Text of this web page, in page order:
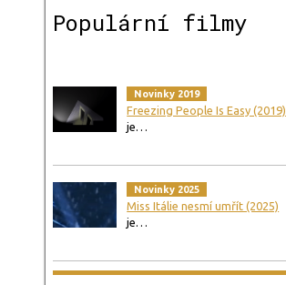
Populární filmy
Novinky 2019
Freezing People Is Easy (2019)
je…
Novinky 2025
Miss Itálie nesmí umřít (2025)
je…